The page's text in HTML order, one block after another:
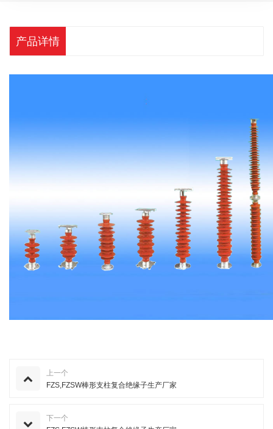
产品详情
上一个
FZS,FZSW棒形支柱复合绝缘子生产厂家
下一个